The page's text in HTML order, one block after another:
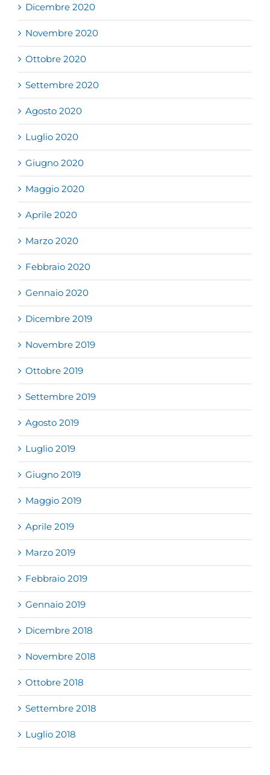
Dicembre 2020
Novembre 2020
Ottobre 2020
Settembre 2020
Agosto 2020
Luglio 2020
Giugno 2020
Maggio 2020
Aprile 2020
Marzo 2020
Febbraio 2020
Gennaio 2020
Dicembre 2019
Novembre 2019
Ottobre 2019
Settembre 2019
Agosto 2019
Luglio 2019
Giugno 2019
Maggio 2019
Aprile 2019
Marzo 2019
Febbraio 2019
Gennaio 2019
Dicembre 2018
Novembre 2018
Ottobre 2018
Settembre 2018
Luglio 2018